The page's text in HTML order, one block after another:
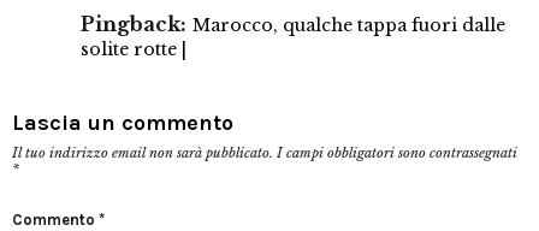
Pingback: Marocco, qualche tappa fuori dalle
solite rotte |
Lascia un commento
Il tuo indirizzo email non sarà pubblicato. I campi obbligatori sono contrassegnati
*
Commento *